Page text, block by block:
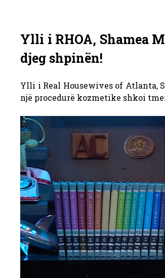
Ylli i RHOA, Shamea
djeg shpinën!
Ylli i Real Housewives of Atlanta,
një procedurë kozmetike shkoi